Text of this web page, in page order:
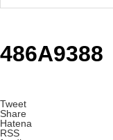
486A9388
Tweet
Share
Hatena
RSS